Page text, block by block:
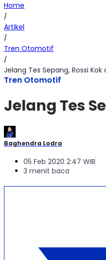
Home
/
Artikel
/
Tren Otomotif
/
Jelang Tes Sepang, Rossi
Tren Otomotif
Jelang Tes
Baghendra Lodra
05 Feb 2020 2:47 WIB
3 menit baca